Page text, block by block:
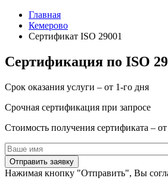
Главная
Кемерово
Сертификат ISO 29001
Сертификация по ISO
Срок оказания услуги – от 1-го дня
Срочная сертификация при запросе
Стоимость получения сертификата –
Нажимая кнопку "Отправить", Вы